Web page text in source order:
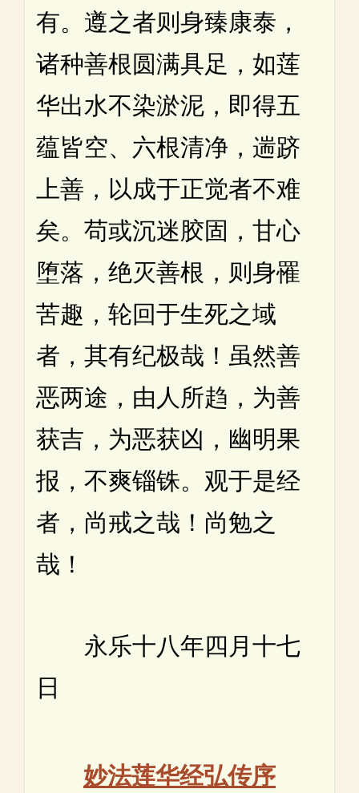
有。遵之者则身臻康泰，
诸种善根圆满具足，如莲
华出水不染淤泥，即得五
蕴皆空、六根清净，遄跻
上善，以成于正觉者不难
矣。苟或沉迷胶固，甘心
堕落，绝灭善根，则身罹
苦趣，轮回于生死之域
者，其有纪极哉！虽然善
恶两途，由人所趋，为善
获吉，为恶获凶，幽明果
报，不爽锱铢。观于是经
者，尚戒之哉！尚勉之
哉！
永乐十八年四月十七
日
妙法莲华经弘传序